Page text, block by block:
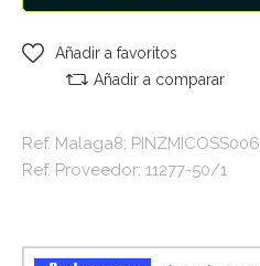
Añadir a favoritos
Añadir a comparar
Ref. Malaga8: PINZMICOSS006
Ref. Proveedor: 11277-50/1